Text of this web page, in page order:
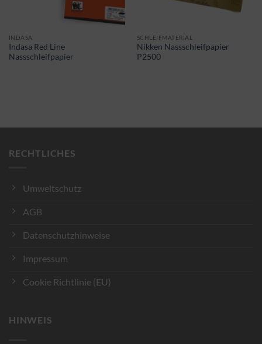
INDASA
Indasa Red Line
Nassschleifpapier
SCHLEIFMATERIAL
Nikken Nassschleifpapier
P2500
RECHTLICHES
Umweltschutz
AGB
Datenschutzhinweise
Impressum
Cookie Richtlinie (EU)
HINWEIS